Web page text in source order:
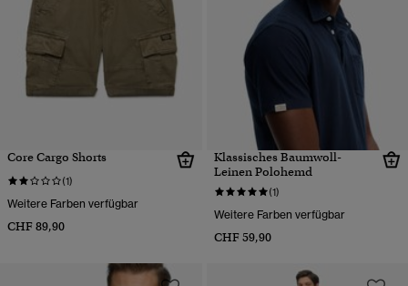
Core Cargo Shorts
(1)
Weitere Farben verfügbar
CHF 89,90
Klassisches Baumwoll-
Leinen Polohemd
(1)
Weitere Farben verfügbar
CHF 59,90